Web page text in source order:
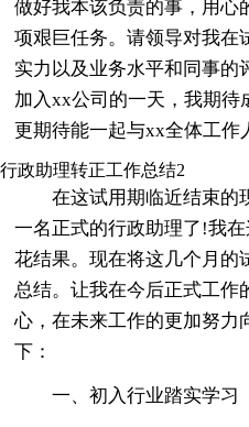
做好我本该负责的事，用心
项艰巨任务。请领导对我在
实力以及业务水平和同事的
加入xx公司的一天，我期待
更期待能一起与xx全体工作
行政助理转正工作总结2
在这试用期临近结束的
一名正式的行政助理了!我
花结果。现在将这几个月的
总结。让我在今后正式工作
心，在未来工作的更加努力
下：
一、初入行业踏实学习